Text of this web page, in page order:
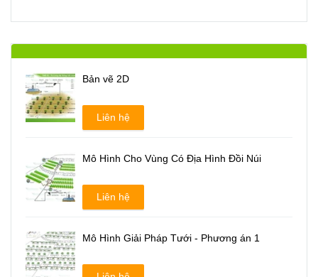
Bản vẽ 2D
Liên hệ
Mô Hình Cho Vùng Có Địa Hình Đồi Núi
Liên hệ
Mô Hình Giải Pháp Tưới - Phương án 1